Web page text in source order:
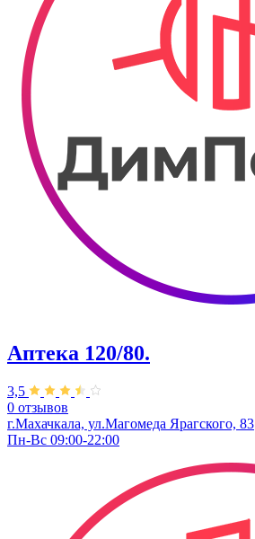
Аптека 120/80.
3,5
0 отзывов
г.Махачкала, ул.​Магомеда Ярагского, 83
Пн-Вс 09:00-22:00